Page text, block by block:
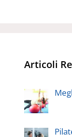
Articoli